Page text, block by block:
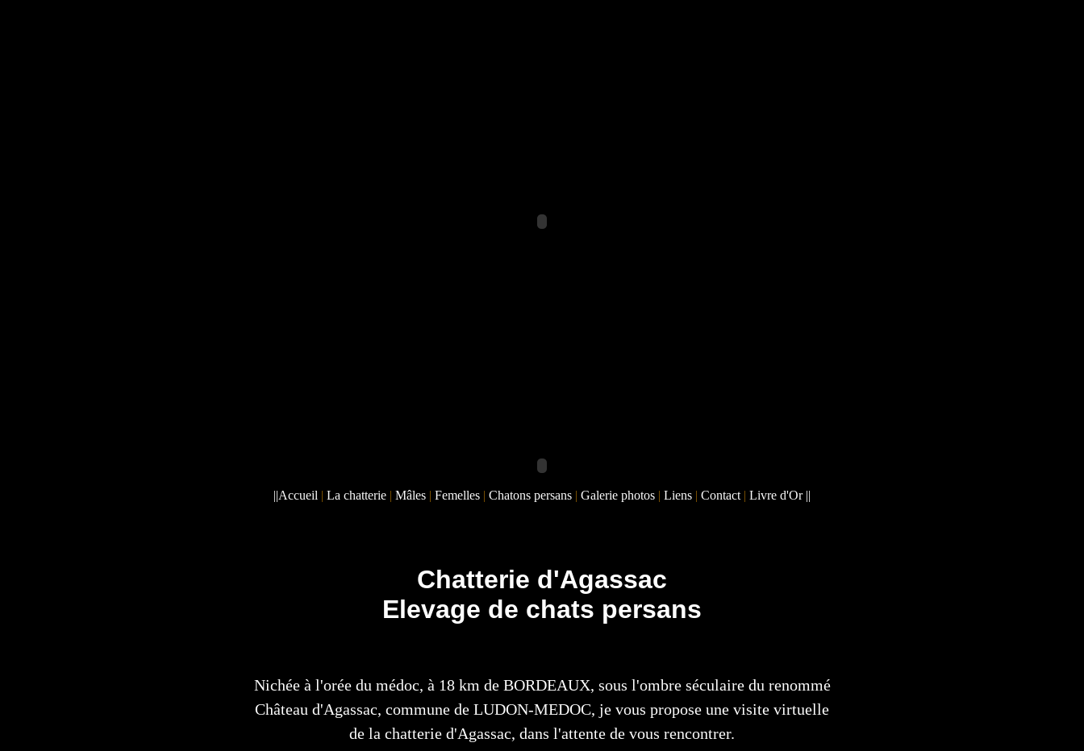
||Accueil | La chatterie | Mâles | Femelles | Chatons persans | Galerie photos | Liens | Contact | Livre d'Or ||
Chatterie d'Agassac
Elevage de chats persans
Nichée à l'orée du médoc, à 18 km de BORDEAUX, sous l'ombre séculaire du renommé
Château d'Agassac, commune de LUDON-MEDOC, je vous propose une visite virtuelle
de la chatterie d'Agassac, dans l'attente de vous rencontrer.